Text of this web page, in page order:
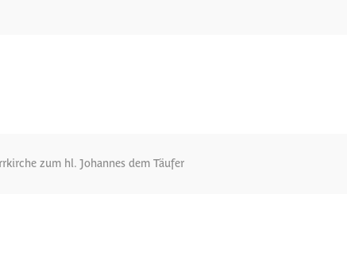
zum hl. Johannes dem Täufer